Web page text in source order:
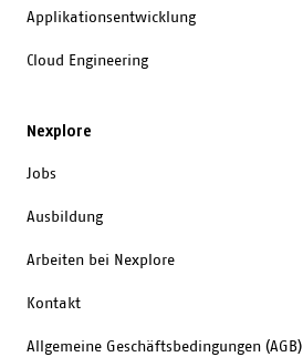
Applikationsentwicklung
Cloud Engineering
Nexplore
Jobs
Ausbildung
Arbeiten bei Nexplore
Kontakt
Allgemeine Geschäftsbedingungen (AGB)